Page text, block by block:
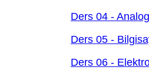
Ders 04 -
Ders 05 -
Ders 06 -